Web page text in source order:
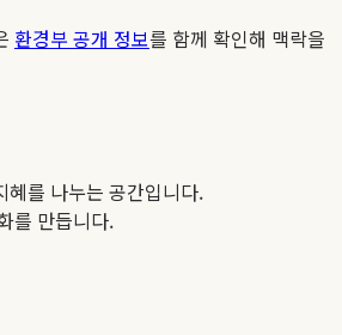
환경부 공개 정보를 함께 확인해 맥락을
혜를 나누는 공간입니다.
를 만듭니다.